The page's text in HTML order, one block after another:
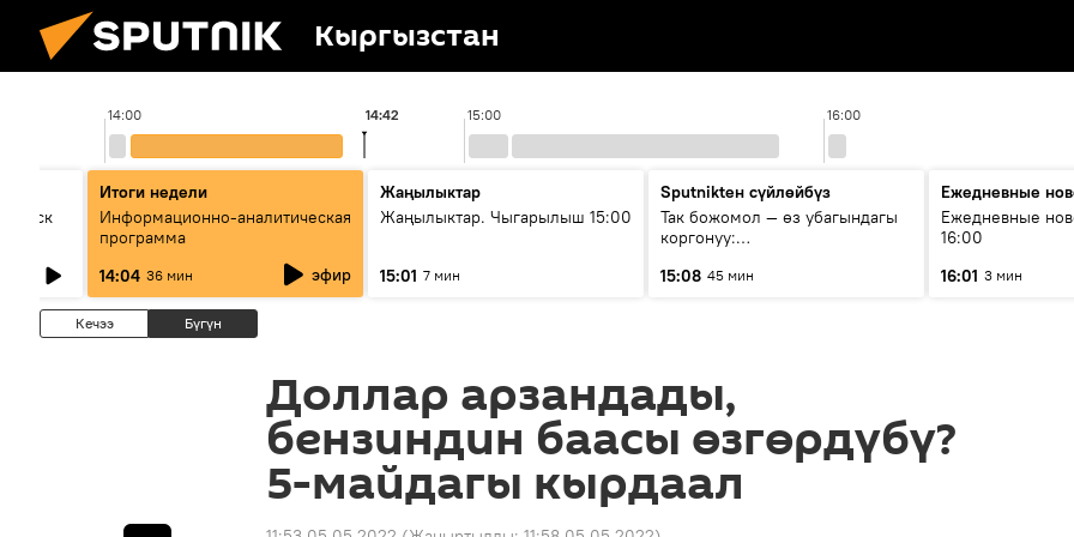
Кыргызстан
14:00 15:00 16:00
14:42
Итоги недели
Информационно-аналитическая
программа
14:04 36 мин эфир
Жаңылыктар
Жаңылыктар. Чыгарылыш 15:00
15:01 7 мин
Sputnikteн сүйлөйбүз
Так божомол — өз убагындагы
коргонуу:
кантип өркүндөтүлүүдө
15:08 45 мин
Ежедневные
Ежедневные
16:00
16:01 3 мин
Кечээ Бүгүн
Доллар арзандады,
бензиндин баасы өзгөрдүбү?
5-майдагы кырдаал